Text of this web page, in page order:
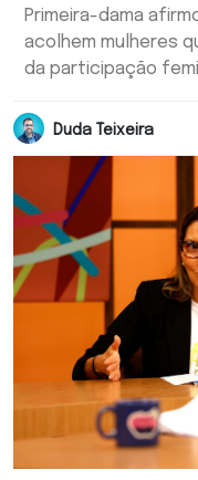
Primeira-dama
acolhem mulheres
da participação
Duda Teixeira